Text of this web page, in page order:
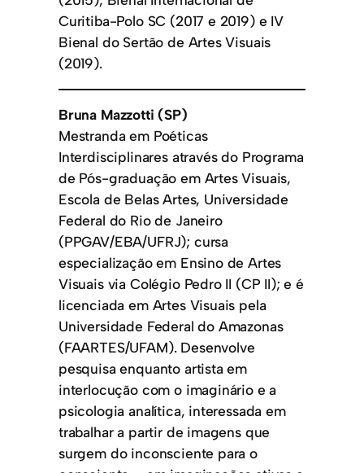
Curitiba-Polo SC (2017 e 2019) e IV
Bienal do Sertão de Artes Visuais
(2019).
Bruna Mazzotti (SP)
Mestranda em Poéticas
Interdisciplinares através do Programa
de Pós-graduação em Artes Visuais,
Escola de Belas Artes, Universidade
Federal do Rio de Janeiro
(PPGAV/EBA/UFRJ); cursa
especialização em Ensino de Artes
Visuais via Colégio Pedro II (CP II); e é
licenciada em Artes Visuais pela
Universidade Federal do Amazonas
(FAARTES/UFAM). Desenvolve
pesquisa enquanto artista em
interlocução com o imaginário e a
psicologia analítica, interessada em
trabalhar a partir de imagens que
surgem do inconsciente para o